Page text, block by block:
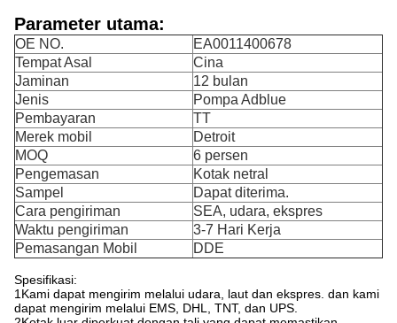
Parameter utama:
OE NO.
EA0011400678
Tempat Asal
Cina
Jaminan
12 bulan
Jenis
Pompa Adblue
Pembayaran
TT
Merek mobil
Detroit
MOQ
6 persen
Pengemasan
Kotak netral
Sampel
Dapat diterima.
Cara pengiriman
SEA, udara, ekspres
Waktu pengiriman
3-7 Hari Kerja
Pemasangan Mobil
DDE
Spesifikasi:
1Kami dapat mengirim melalui udara, laut dan ekspres. dan kami
dapat mengirim melalui EMS, DHL, TNT, dan UPS.